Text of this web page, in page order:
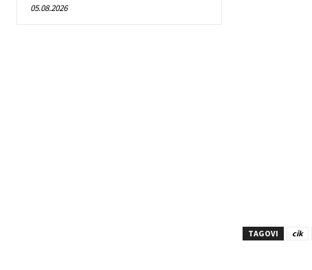
05.08.2026
TAGOVI cik